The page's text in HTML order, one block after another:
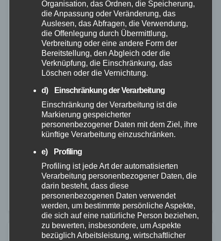
POLIZEI WESTERWALD
Gefährliche Fahrt quer durch die
Region – Polizei bricht Verfolgung
25. NOV. 2025
Verkehrswarnmeldung hierzu Am heutigen
Nachmittag kam es im Bereich Zell / Bad Bertrich /
Mehren zu einer längeren Verfolgungsfahrt mit der
Polizei. Ein Streifenwagen hatte den Hinweis
erhalten, dass an…
Organisation, das Ordnen, die Speicherung,
die Anpassung oder Veränderung, das
Auslesen, das Abfragen, die Verwendung,
die Offenlegung durch Übermittlung,
Verbreitung oder eine andere Form der
Bereitstellung, den Abgleich oder die
Verknüpfung, die Einschränkung, das
Löschen oder die Vernichtung.
d) Einschränkung der Verarbeitung
Einschränkung der Verarbeitung ist die
Markierung gespeicherter
personenbezogener Daten mit dem Ziel, ihre
künftige Verarbeitung einzuschränken.
e) Profiling
Profiling ist jede Art der automatisierten
Verarbeitung personenbezogener Daten, die
darin besteht, dass diese
personenbezogenen Daten verwendet
werden, um bestimmte persönliche Aspekte,
die sich auf eine natürliche Person beziehen,
zu bewerten, insbesondere, um Aspekte
bezüglich Arbeitsleistung, wirtschaftlicher